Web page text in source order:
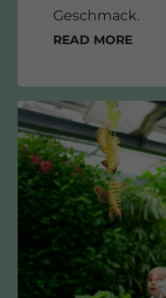
Geschmack.
Read more